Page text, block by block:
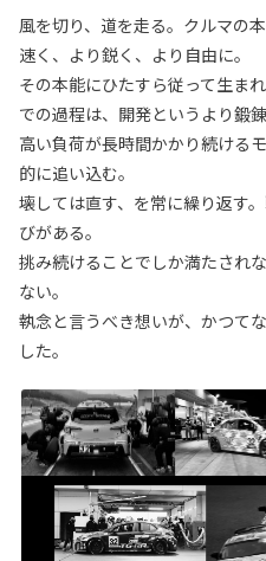
風を切り、道を走る。クルマの
速く、より鋭く、より自由に。
その本能にひたすら従って生ま
での過程は、開発というより鍛錬
高い負荷が長時間かかり続ける
的に追い込む。
壊しては直す、を常に繰り返す
びがある。
挑み続けることでしか満たされ
ない。
執念と言うべき想いが、かつて
した。